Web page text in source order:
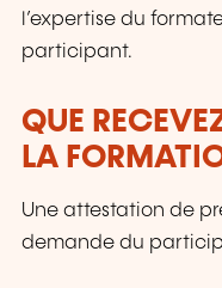
l’expertise du
participant.
QUE
LA
Une attestation de
demande du